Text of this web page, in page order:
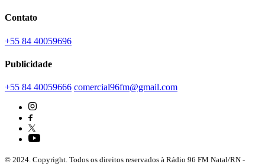
Contato
+55 84 40059696
Publicidade
+55 84 40059666 comercial96fm@gmail.com
© 2024. Copyright. Todos os direitos reservados à Rádio 96 FM Natal/RN -